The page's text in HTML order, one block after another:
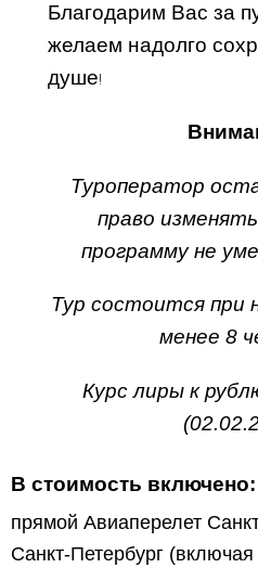
Благодарим Вас за
желаем надолго
душе!
Туроператор
право
программу не
Тур состоится при
менее 8
Курс лиры к
В стоимость включено:
прямой Авиаперелет
Санкт-Петербург